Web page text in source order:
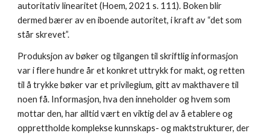
autoritativ linearitet (Hoem, 2021 s. 111). Boken blir
dermed bærer av en iboende autoritet, i kraft av “det som
står skrevet”.
Produksjon av bøker og tilgangen til skriftlig informasjon
var i flere hundre år et konkret uttrykk for makt, og retten
til å trykke bøker var et privilegium, gitt av makthavere til
noen få. Informasjon, hva den inneholder og hvem som
mottar den, har alltid vært en viktig del av å etablere og
opprettholde komplekse kunnskaps- og maktstrukturer, der